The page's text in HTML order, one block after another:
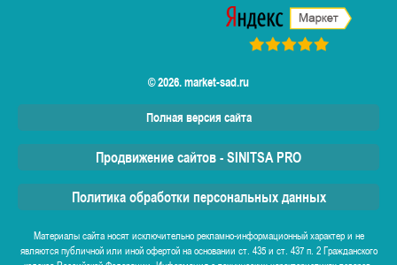
© 2026. market-sad.ru
Полная версия сайта
Продвижение сайтов - SINITSA PRO
Политика обработки персональных данных
Материалы сайта носят исключительно рекламно-информационный характер и не
являются публичной или иной офертой на основании ст. 435 и ст. 437 п. 2 Гражданского